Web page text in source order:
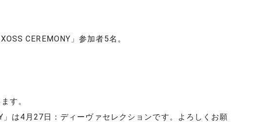
CEREMONY」参加者5名。
す。
」は4月27日：ディーヴァセレクションです。よろしくお願